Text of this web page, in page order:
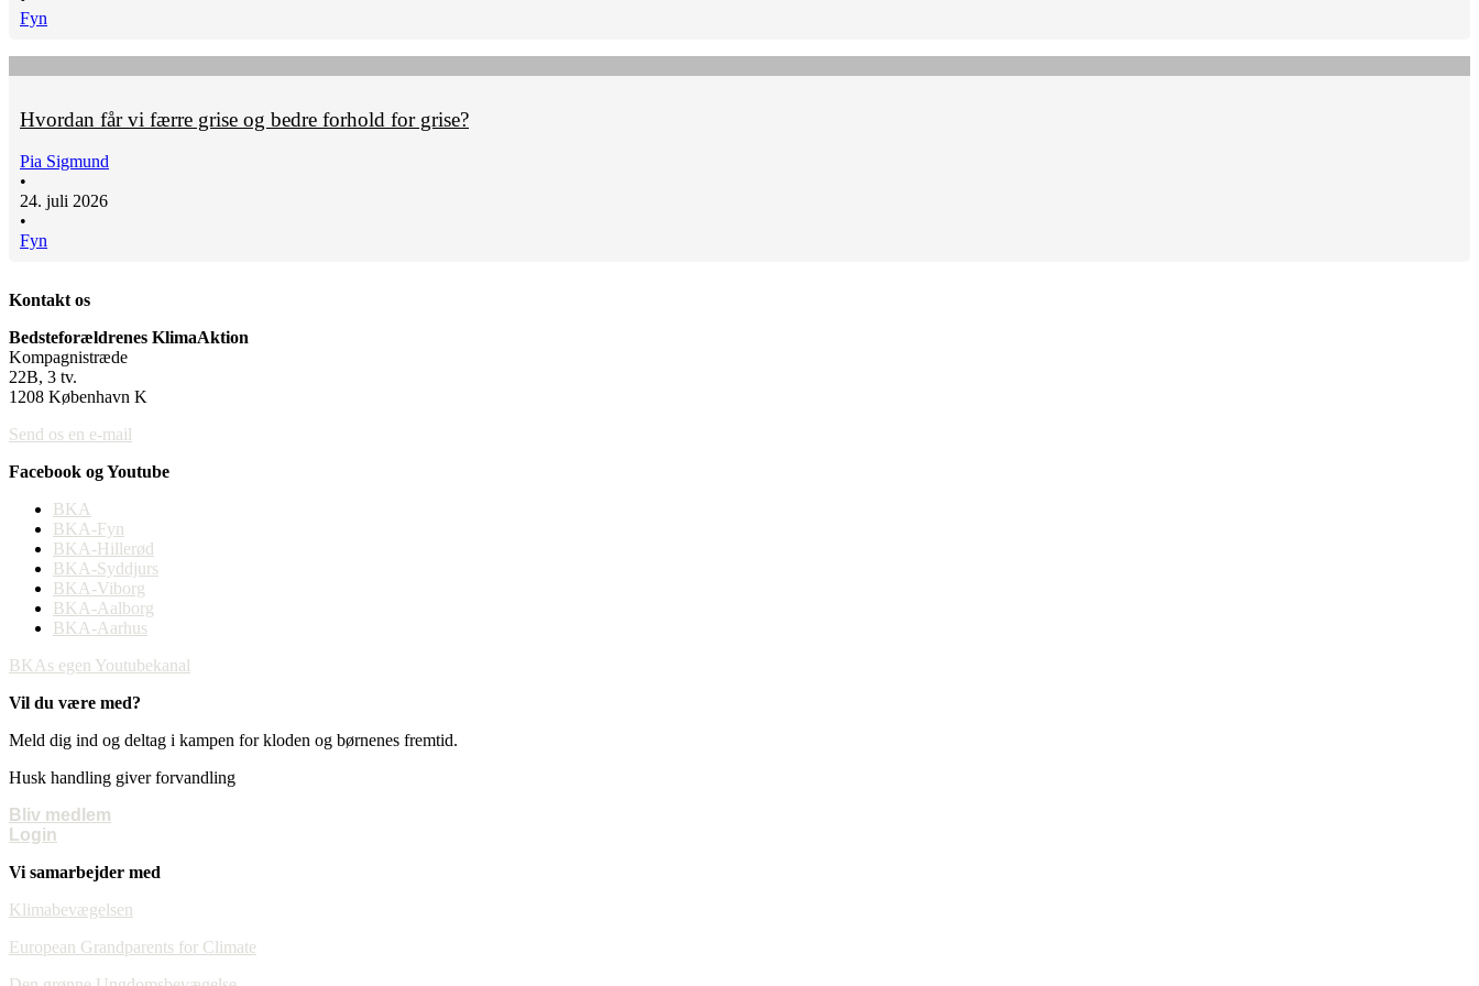
Fyn
Hvordan får vi færre grise og bedre forhold for grise?
Pia Sigmund
•
24. juli 2026
•
Fyn
Kontakt os
Bedsteforældrenes KlimaAktion
Kompagnistræde
22B, 3 tv.
1208 København K
Send os en e-mail
Facebook og Youtube
BKA
BKA-Fyn
BKA-Hillerød
BKA-Syddjurs
BKA-Viborg
BKA-Aalborg
BKA-Aarhus
BKAs egen Youtubekanal
Vil du være med?
Meld dig ind og deltag i kampen for kloden og børnenes fremtid.
Husk handling giver forvandling
Bliv medlem
Login
Vi samarbejder med
Klimabevægelsen
European Grandparents for Climate